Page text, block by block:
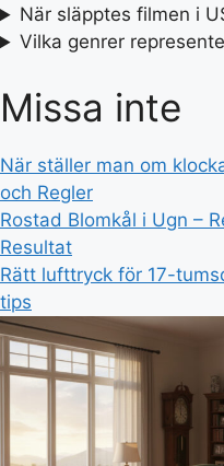
När släpptes filmen i
Vilka genrer
Missa inte
När ställer man om
och Regler
Rostad Blomkål i Ugn –
Resultat
Rätt lufttryck för 17-
tips